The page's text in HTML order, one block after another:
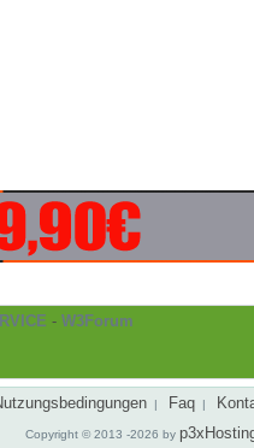
- W3Forum
| Faq |
Copyright © 2013 -2026 by